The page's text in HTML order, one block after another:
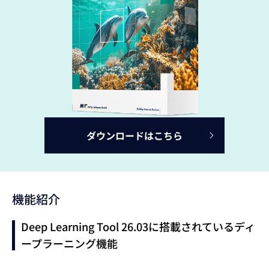
ダウンロードはこちら
機能紹介
Deep Learning Tool 26.03に搭載されているディ
ープラーニング機能